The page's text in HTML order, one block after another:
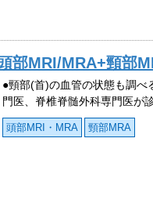
部MRI/MRA+頸部
●頸部(首)の血管の状態も調
門医、脊椎脊髄外科専門医が
頭部MRI・MRA 頸部MRA